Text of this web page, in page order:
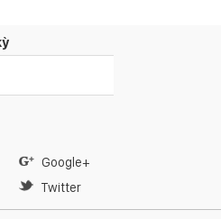
Google+
Twitter